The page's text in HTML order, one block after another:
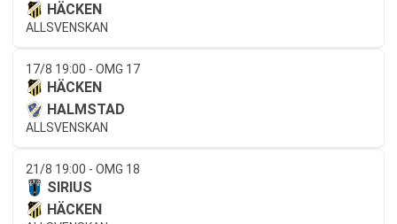
HÄCKEN
ALLSVENSKAN
17/8 19:00 - OMG 17
HÄCKEN
HALMSTAD
ALLSVENSKAN
21/8 19:00 - OMG 18
SIRIUS
HÄCKEN